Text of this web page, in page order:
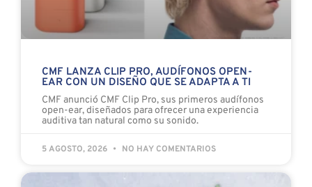
CMF LANZA CLIP PRO, AUDÍFONOS OPEN-
EAR CON UN DISEÑO QUE SE ADAPTA A TI
CMF anunció CMF Clip Pro, sus primeros audífonos
open-ear, diseñados para ofrecer una experiencia
auditiva tan natural como su sonido.
5 AGOSTO, 2026 NO HAY COMENTARIOS